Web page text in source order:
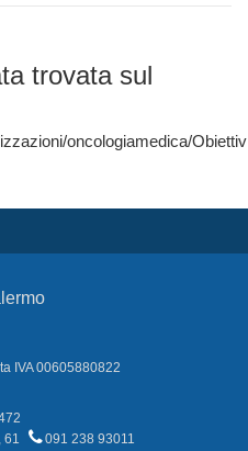
trovata sul
oncologiamedica/
IVA 00605880822
61
091 238 93011